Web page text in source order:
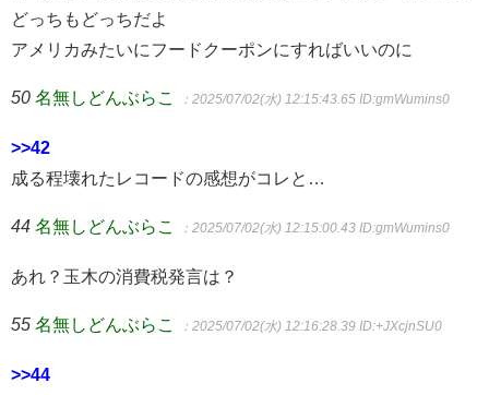
どっちもどっちだよ
アメリカみたいにフードクーポンにすればいいのに
50 名無しどんぶらこ ：2025/07/02(水) 12:15:43.65 ID:gmWumins0
>>42
成る程壊れたレコードの感想がコレと…
44 名無しどんぶらこ ：2025/07/02(水) 12:15:00.43 ID:gmWumins0
あれ？玉木の消費税発言は？
55 名無しどんぶらこ ：2025/07/02(水) 12:16:28.39 ID:+JXcjnSU0
>>44